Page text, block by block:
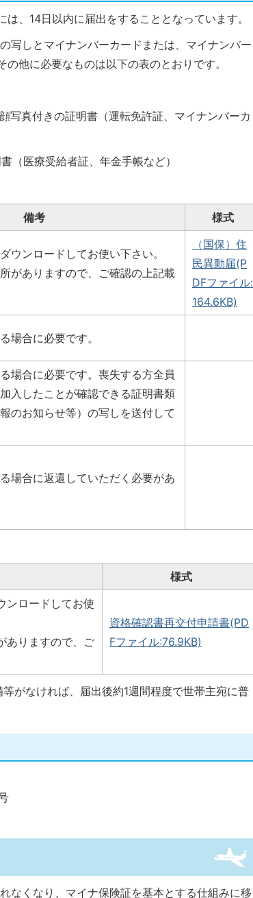
、14日以内に届出をすることとなっています。
写しとマイナンバーカードまたは、マイナンバー
他に必要なものは以下の表のとおりです。
写真付きの証明書（運転免許証、マイナンバーカ
（医療受給者証、年金手帳など）
備考 様式
ウンロードしてお使い下さい。
がありますので、ご確認の上記載
（国保）住
民異動届(P
DFファイル:
164.6KB)
場合に必要です。
場合に必要です。喪失する方全員
入したことが確認できる証明書類
のお知らせ等）の写しを送付して
場合に返還していただく必要があ
様式
ンロードしてお使
ありますので、ご
資格確認書再交付申請書(PD
Fファイル:76.9KB)
がなければ、届出後約1週間程度で世帯主宛に普
なくなり、マイナ保険証を基本とする仕組みに移